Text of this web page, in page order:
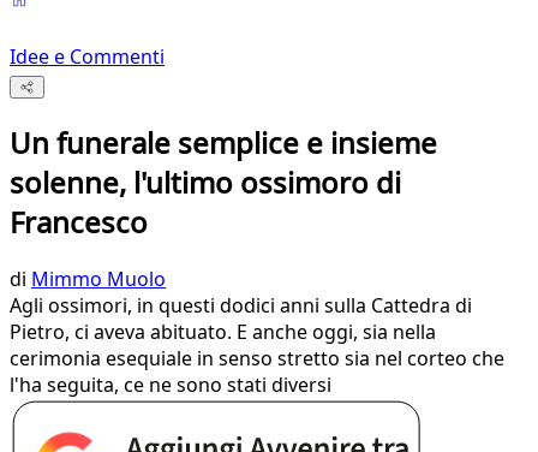
Idee e Commenti
Un funerale semplice e insieme
solenne, l'ultimo ossimoro di
Francesco
di Mimmo Muolo
Agli ossimori, in questi dodici anni sulla Cattedra di
Pietro, ci aveva abituato. E anche oggi, sia nella
cerimonia esequiale in senso stretto sia nel corteo che
l'ha seguita, ce ne sono stati diversi